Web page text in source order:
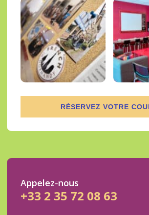
RÉSERVEZ VOTRE
Appelez-nous
+33 2 35 72 08 63